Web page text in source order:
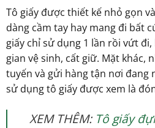
Tô giấy được thiết kế nhỏ gọn
dàng cầm tay hay mang đi bất
giấy chỉ sử dụng 1 lần rồi vứt
gian vệ sinh, cất giữ. Mặt khác,
tuyến và gửi hàng tận nơi đang
sử dụng tô giấy được xem là
XEM THÊM: Tô giấy